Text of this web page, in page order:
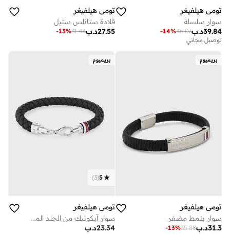
تومي هيلفيغر
سوار سلسلة
د.ب39.84
46.07
-14%
توصيل مجاني
تومي هيلفيغر
قلادة ستانلس ستيل
د.ب27.55
31.44
-13%
بريميوم
تومي هيلفيغر
سوار بنمط مضفر
د.ب31.3
35.88
-13%
بريميوم
5
(
3
)
تومي هيلفيغر
سوار آيكونيك من الجلد المضفر
د.ب23.34